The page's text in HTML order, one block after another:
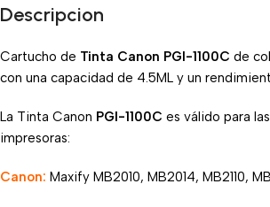
Descripcion
Cartucho de Tinta Canon PGI-1100C de
con una capacidad de 4.5ML y un
La Tinta Canon PGI-1100C es válido para
impresoras:
Canon: Maxify MB2010, MB2014, MB2110,